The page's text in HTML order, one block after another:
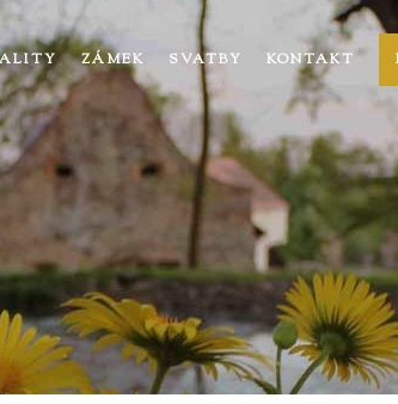
ZÁMEK SVATBY KONTAKT